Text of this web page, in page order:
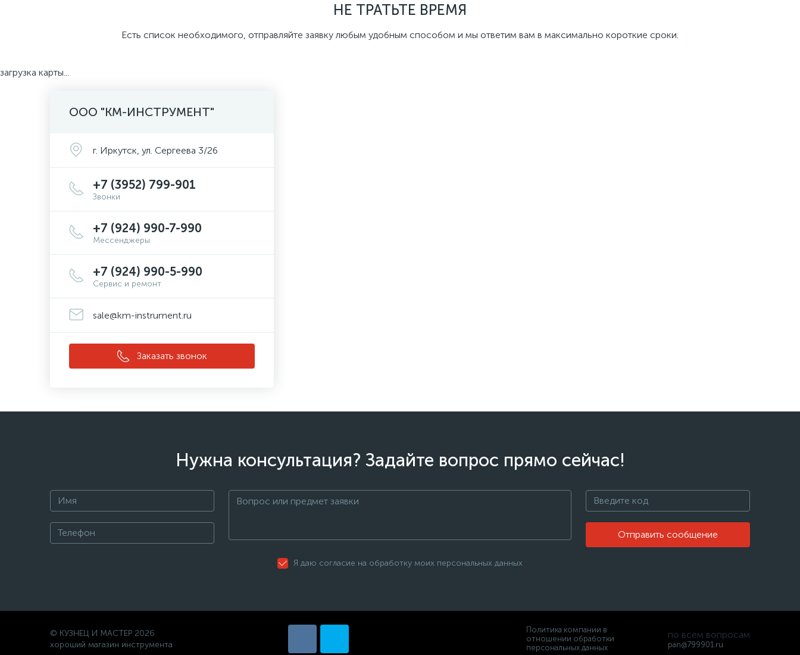
НЕ ТРАТЬТЕ ВРЕМЯ
Есть список необходимого, отправляйте заявку любым удобным способом и мы ответим вам в максимально короткие сроки.
ООО "КМ-ИНСТРУМЕНТ"
г. Иркутск, ул. Сергеева 3/26
+7 (3952) 799-901
Звонки
+7 (924) 990-7-990
Мессенджеры
+7 (924) 990-5-990
Сервис и ремонт
sale@km-instrument.ru
Заказать звонок
загрузка карты...
Нужна консультация? Задайте вопрос прямо сейчас!
Отправить сообщение
Я даю согласие на обработку моих персональных данных
© КУЗНЕЦ И МАСТЕР 2026
хороший магазин инструмента
Политика компании в
отношении обработки
персональных данных
по всем вопросам
pan@799901.ru